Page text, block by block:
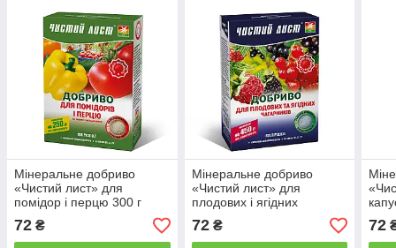
Мінеральне добриво
«Чистий лист» для
помідор і перцю 300 г
72 ₴
Мінеральне добриво
«Чистий лист» для
плодових і ягідних
чагарників 300 г
72₴ 72